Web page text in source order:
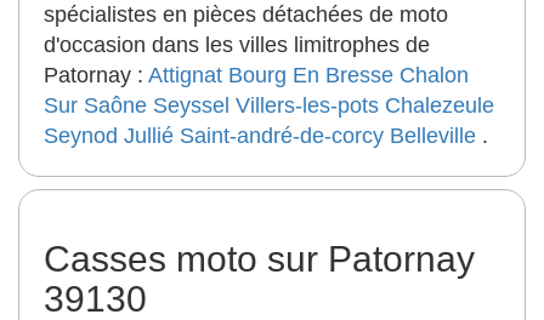
spécialistes en pièces détachées de moto
d'occasion dans les villes limitrophes de
Patornay : Attignat Bourg En Bresse Chalon
Sur Saône Seyssel Villers-les-pots Chalezeule
Seynod Jullié Saint-andré-de-corcy Belleville .
Casses moto sur Patornay
39130